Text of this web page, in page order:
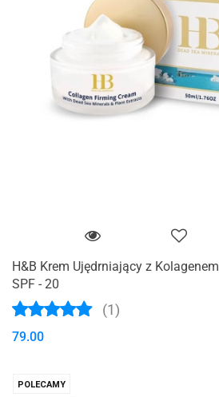
H&B Krem Ujędrniający z
SPF - 20
(1)
79.00
POLECAMY